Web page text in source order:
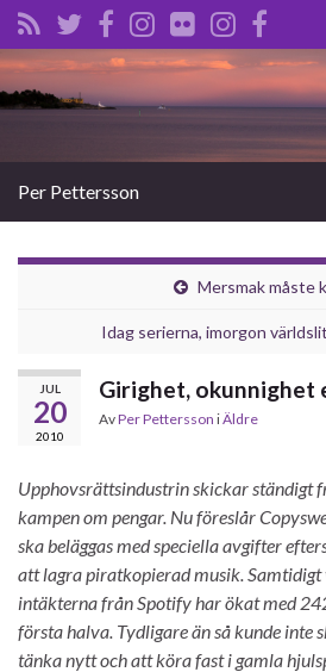
Search for:
Per Pettersson
Mersmak måste
Idag serierna, imorgon
JUL
20
2010
Girighet, okunnighet
AvPer Pettersson iÄldre
Upphovsrättsindustrin skickar ständigt
kampen om pengar. Nu föreslår
ska beläggas med speciella avgifter
att lagra piratkopierad musik. Samtidigt
intäkterna från Spotify har ökat med
första halva. Tydligare än så kunde inte
tänka nytt och att köra fast i gamla